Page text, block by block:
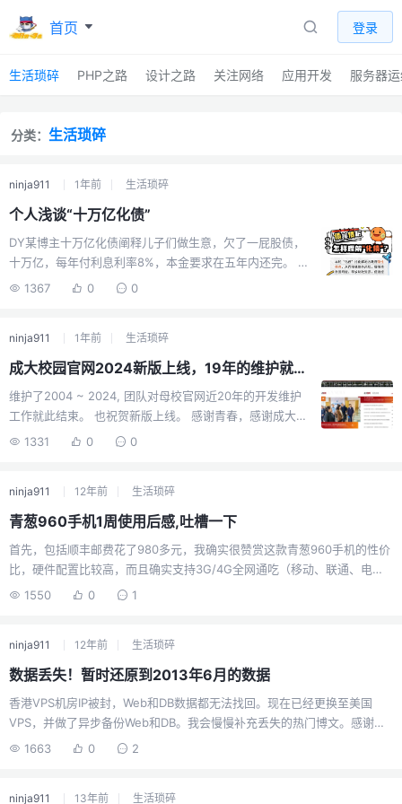
首页 登录
生活琐碎 PHP之路 设计之路 关注网络 应用开发 服务器
分类： 生活琐碎
ninja911 1年前 生活琐碎
个人浅谈“十万亿化债”
DY某博主十万亿化债阐释儿子们做生意，欠了一屁股债，
十万亿，每年付利息利率8%，本金要求在五年内还完。 儿
子们每年现金收入1万亿，吃吃喝喝后剩下的钱不够付利息
30年）。现在儿子们把欠别人的一屁股债还了，变成欠老
爸了，每年只需要付2000亿利息，本金先拖着，每年1万
亿减掉2000亿，还剩的8000亿可以先花着（助力经济恢
复和发）。如果没有这十万亿，儿子们欠别人的钱，别人
欠工人和供应商的钱，工人和供应商没钱消费和进货有了
这十万亿，别人从儿子们那里拿到钱，别人的利润终于不
1367 0 0
ninja911 1年前 生活琐碎
成大校园官网2024新版上线，19年的维护就此结束
维护了2004 ~ 2024, 团队对母校官网近20年的开发维护
工作就此结束。 也祝贺新版上线。 感谢青春，感谢成大，
感谢所有帮助我的老师和朋友.新版旧版
1331 0 0
ninja911 12年前 生活琐碎
青葱960手机1周使用后感,吐槽一下
首先，包括顺丰邮费花了980多元，我确实很赞赏这款青葱960手机的性价
比，硬件配置比较高，而且确实支持3G/4G全网通吃（移动、联通、电
信）……。我买这个手机当时重点就是冲性价比去的。 具体硬件参数请看
960手机目前官方系统牺牲了太大的用户体验，以下是我近1周的吐槽清单
1、[bug]耍过一个类似雷霆战机的游戏(Xelorians)，回到桌面，手机屏幕
1550 0 1
ninja911 12年前 生活琐碎
数据丢失！暂时还原到2013年6月的数据
香港VPS机房IP被封，Web和DB数据都无法找回。现在已经更换至美国
VPS，并做了异步备份Web和DB。我会慢慢补充丢失的热门博文。感谢大
家的支持！
1663 0 2
ninja911 13年前 生活琐碎